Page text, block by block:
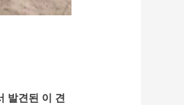
발견된 이 견